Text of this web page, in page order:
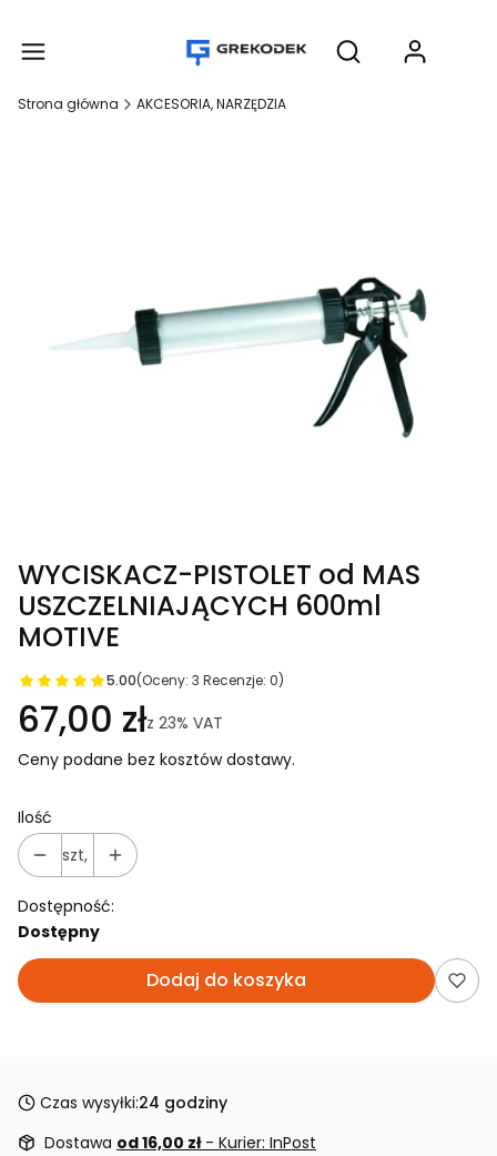
Otwórz
Strona główna AKCESORIA, NARZĘDZIA
WYCISKACZ-PISTOLET od MAS
USZCZELNIAJĄCYCH 600ml
MOTIVE
5.00(Oceny: 3 Recenzje: 0)
67,00 złz 23% VAT
Ceny podane bez kosztów dostawy.
Ilość
szt,
Dostępność:
Dostępny
Dodaj do koszyka
Czas wysyłki:24 godziny
Dostawa od 16,00 zł - Kurier: InPost